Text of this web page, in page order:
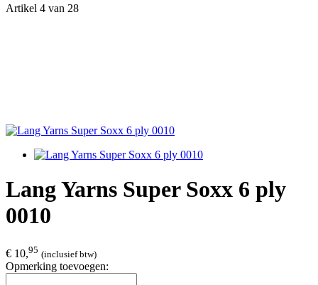
Artikel 4 van 28
Lang Yarns Super Soxx 6 ply
0010
€ 10,95 (inclusief btw)
Opmerking toevoegen: